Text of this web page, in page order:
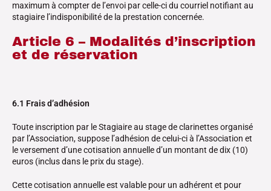
maximum à compter de l’envoi par celle-ci du courriel notifiant au
stagiaire l’indisponibilité de la prestation concernée.
Article 6 – Modalités d’inscription
et de réservation
6.1 Frais d’adhésion
Toute inscription par le Stagiaire au stage de clarinettes organisé
par l’Association, suppose l’adhésion de celui-ci à l’Association et
le versement d’une cotisation annuelle d’un montant de dix (10)
euros (inclus dans le prix du stage).
Cette cotisation annuelle est valable pour un adhérent et pour